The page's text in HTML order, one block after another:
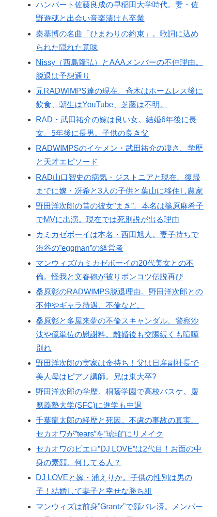
ハンバート佐藤良成の早稲田大学時代。妻・佐
野遊穂と出会い音楽漬けも卒業
秦基博の名曲「ひまわりの約束」。歌詞に込め
られた隠れた意味
Nissy（西島隆弘）とAAAメンバーの不仲理由。
脱退は予想通り
元RADWIMPS達の現在。斉木はホームレス後に
飲食、朝生はYouTube、芝藤は不明。
RAD・武田祐介の嫁は良い女。結婚6年後に長
女、5年後に長男。子供の良き父
RADWIMPSのイケメン・武田祐介の凄さ。学歴
と天才エピソード
RAD山口智史の病気・ジストニアと現在。復帰
までに嫁・冴希と3人の子供と葉山に移住し農家
野田洋次郎の昔の彼女”まき”。本名は篠原麻希子
でMVに出演。現在では死別説が出る理由
カミカゼボーイは本名・西田旭人。妻子持ちで
渋谷の”eggman”の経営者
マンウィズ/カミカゼボーイの20代美女との不
倫。怪我と文春砲が被りポンコツ伝説再び
桑原彰のRADWIMPS脱退理由。野田洋次郎との
不仲やギャラ待遇、不倫など。
桑原彰と多屋来夢の不倫スキャンダル。警察沙
汰や億単位の慰謝料。離婚後も交際続くも喧嘩
別れ
野田洋次郎の実家は金持ち！父は日産副社長で
美人母はピアノ講師。兄は東大卒?
野田洋次郎の学歴。桐蔭学園で高校バスケ。慶
應義塾大学(SFC)に進学も中退
千葉龍太郎の経歴と死因。不慮の事故の真実。
セカオワが”tears”を”琥珀”にリメイク
セカオワのピエロ”DJ LOVE”は2代目！お面の中
身の素顔。何してる人？
DJ LOVEと嫁・浦えりか。子供の性別は男の
子！結婚して妻子と幸せな勝ち組
マンウィズは前身”Grantz”で顔バレ済。メンバー